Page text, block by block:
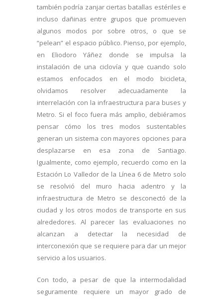
también podría zanjar ciertas batallas estériles e
incluso dañinas entre grupos que promueven
algunos modos por sobre otros, o que se
“pelean” el espacio público. Pienso, por ejemplo,
en Eliodoro Yáñez donde se impulsa la
instalación de una ciclovía y que cuando solo
estamos enfocados en el modo bicicleta,
olvidamos resolver adecuadamente la
interrelación con la infraestructura para buses y
Metro. Si el foco fuera más amplio, debiéramos
pensar cómo los tres modos sustentables
generan un sistema con mayores opciones para
desplazarse en esa zona de Santiago.
Igualmente, como ejemplo, recuerdo como en la
Estación Lo Valledor de la Línea 6 de Metro solo
se resolvió del muro hacia adentro y la
infraestructura de Metro se desconectó de la
ciudad y los otros modos de transporte en sus
alrededores. Al parecer las evaluaciones no
alcanzan a detectar la necesidad de
interconexión que se requiere para dar un mejor
servicio a los usuarios.
Con todo, a pesar de que la intermodalidad
seguramente requiere un mayor grado de